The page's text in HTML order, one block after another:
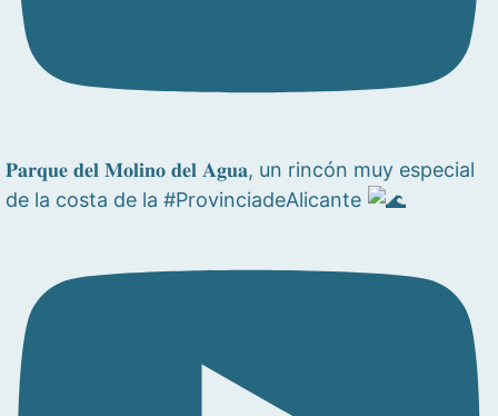
𝐏𝐚𝐫𝐪𝐮𝐞 𝐝𝐞𝐥 𝐌𝐨𝐥𝐢𝐧𝐨 𝐝𝐞𝐥 𝐀𝐠𝐮𝐚, un rincón muy especial
de la costa de la #ProvinciadeAlicante